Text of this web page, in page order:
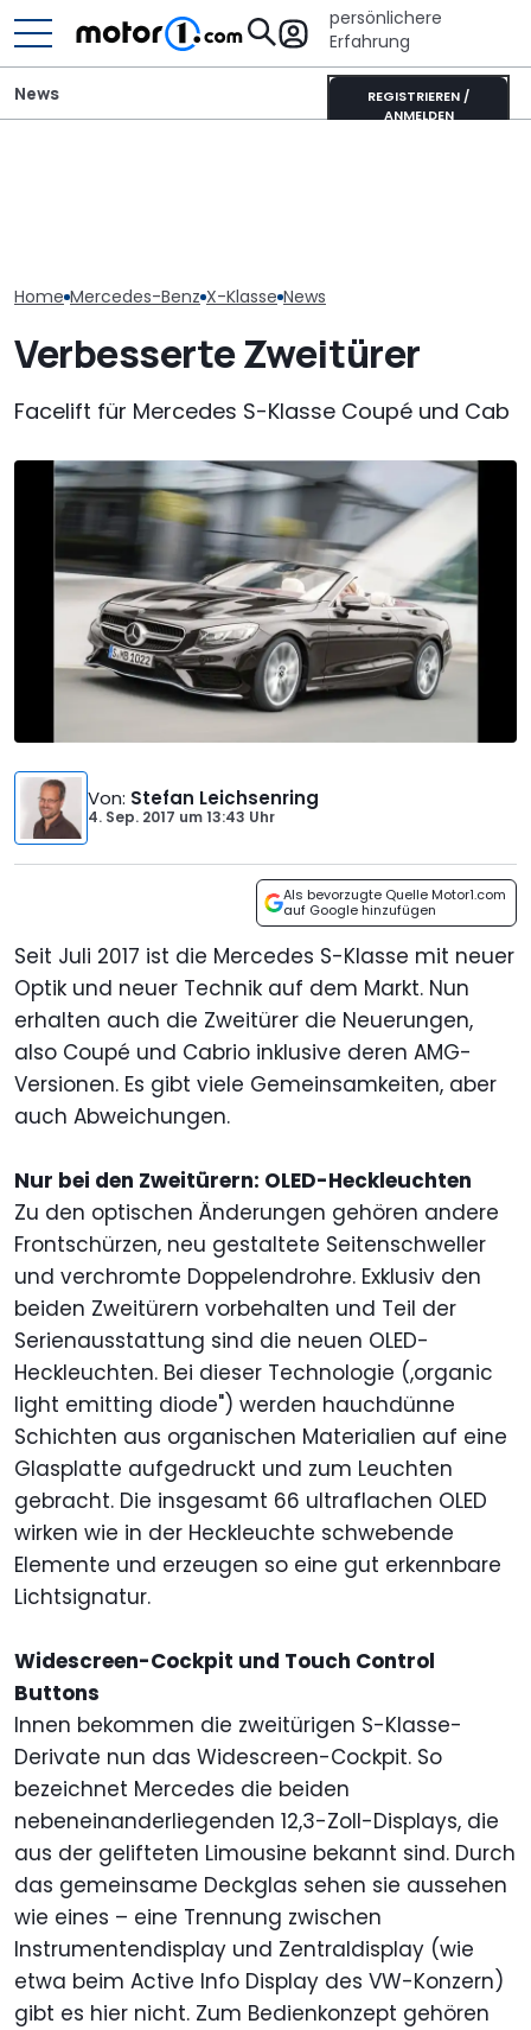
persönlichere
Erfahrung
REGISTRIEREN /
ANMELDEN
News
Home Mercedes-Benz X-Klasse News
Verbesserte Zweitürer
Facelift für Mercedes S-Klasse Coupé und Cab
Von: Stefan Leichsenring
4. Sep. 2017 um13:43 Uhr
Als bevorzugte Quelle Motor1.com
auf Google hinzufügen
Seit Juli 2017 ist die Mercedes S-Klasse mit neuer
Optik und neuer Technik auf dem Markt. Nun
erhalten auch die Zweitürer die Neuerungen,
also Coupé und Cabrio inklusive deren AMG-
Versionen. Es gibt viele Gemeinsamkeiten, aber
auch Abweichungen.
Nur bei den Zweitürern: OLED-Heckleuchten
Zu den optischen Änderungen gehören andere
Frontschürzen, neu gestaltete Seitenschweller
und verchromte Doppelendrohre. Exklusiv den
beiden Zweitürern vorbehalten und Teil der
Serienausstattung sind die neuen OLED-
Heckleuchten. Bei dieser Technologie (,organic
light emitting diode") werden hauchdünne
Schichten aus organischen Materialien auf eine
Glasplatte aufgedruckt und zum Leuchten
gebracht. Die insgesamt 66 ultraflachen OLED
wirken wie in der Heckleuchte schwebende
Elemente und erzeugen so eine gut erkennbare
Lichtsignatur.
Widescreen-Cockpit und Touch Control
Buttons
Innen bekommen die zweitürigen S-Klasse-
Derivate nun das Widescreen-Cockpit. So
bezeichnet Mercedes die beiden
nebeneinanderliegenden 12,3-Zoll-Displays, die
aus der gelifteten Limousine bekannt sind. Durch
das gemeinsame Deckglas sehen sie aussehen
wie eines – eine Trennung zwischen
Instrumentendisplay und Zentraldisplay (wie
etwa beim Active Info Display des VW-Konzern)
gibt es hier nicht. Zum Bedienkonzept gehören